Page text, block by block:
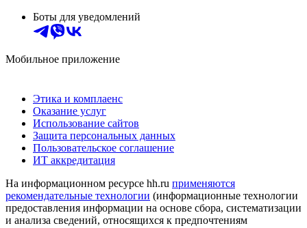
Боты для уведомлений
Мобильное приложение
Этика и комплаенс
Оказание услуг
Использование сайтов
Защита персональных данных
Пользовательское соглашение
ИТ аккредитация
На информационном ресурсе hh.ru применяются
рекомендательные технологии (информационные технологии
предоставления информации на основе сбора, систематизации
и анализа сведений, относящихся к предпочтениям